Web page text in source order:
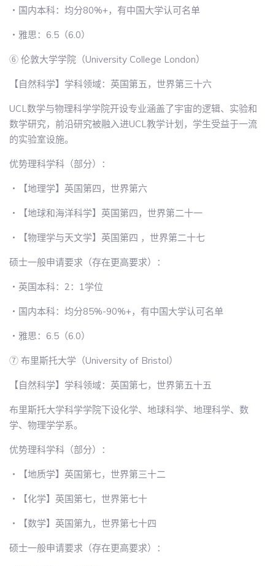
・国内本科：均分80%+，有中国大学认可名单
・雅思：6.5（6.0）
⑥ 伦敦大学学院（University College London）
【自然科学】学科领域：英国第五，世界第三十六
UCL数学与物理科学学院开设专业涵盖了宇宙的逻辑、实验和
数学研究，前沿研究被融入进UCL教学计划，学生受益于一流
的实验室设施。
优势理科学科（部分）：
・【地理学】英国第四，世界第六
・【地球和海洋科学】英国第四，世界第二十一
・【物理学与天文学】英国第四 ，世界第二十七
硕士一般申请要求（存在更高要求）：
・英国本科：2：1学位
・国内本科：均分85%-90%+，有中国大学认可名单
・雅思：6.5（6.0）
⑦ 布里斯托大学（University of Bristol）
【自然科学】学科领域：英国第七，世界第五十五
布里斯托大学科学学院下设化学、地球科学、地理科学、数
学、物理学学系。
优势理科学科（部分）：
・【地质学】英国第七，世界第三十二
・【化学】英国第七，世界第七十
・【数学】英国第九，世界第七十四
硕士一般申请要求（存在更高要求）：